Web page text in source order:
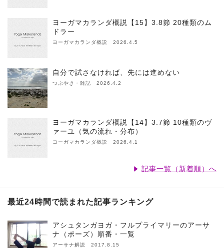
ヨーガマカランダ概説【15】3.8節 20種類のム
ドラー
ヨーガマカランダ概説 2026.4.5
自分で試さなければ、先には進めない
つぶやき・雑記 2026.4.2
ヨーガマカランダ概説【14】3.7節 10種類のヴ
ァーユ（気の流れ・分布）
ヨーガマカランダ概説 2026.4.1
記事一覧（新着順）へ
最近24時間で読まれた記事ランキング
アシュタンガヨガ・フルプライマリーのアーサ
ナ（ポーズ）順番・一覧
アーサナ解説 2017.8.15